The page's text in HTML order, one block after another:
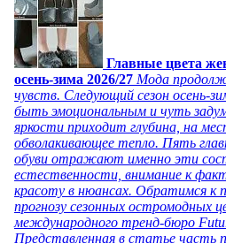
Главные цвета
осень-зима 2026/27 Мода
чувств. Следующий сезон осень-
быть эмоциональным и чуть
яркости приходит глубина, на
обволакивающее тепло. Пять
обуви отражают именно эти
естественности, внимание к
красоту в нюансах. Обратимся к
прогнозу сезонных остромодных
международного тренд-бюро
Представленная в статье часть